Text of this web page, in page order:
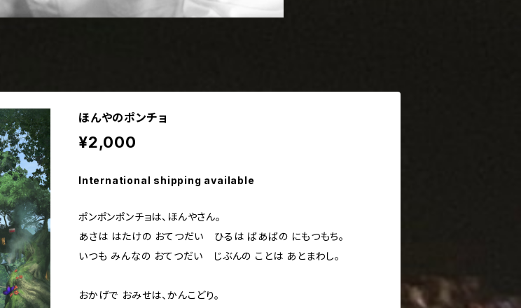
ほんやのポンチョ
¥2,000
International shipping available
ポンポンポンチョは、ほんやさん。
あさは はたけの おてつだい ひるは ばあばの にもつもち。
いつも みんなの おてつだい じぶんの ことは あとまわし。
おかげで おみせは、かんこどり。